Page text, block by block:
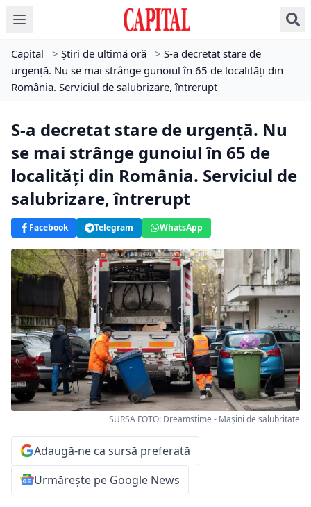
Capital > Știri de ultimă oră > S-a decretat stare de
urgență. Nu se mai strânge gunoiul în 65 de localități din
România. Serviciul de salubrizare, întrerupt
S-a decretat stare de urgență. Nu
se mai strânge gunoiul în 65 de
localități din România. Serviciul de
salubrizare, întrerupt
Facebook Telegram WhatsApp
SURSA FOTO: Dreamstime - Mașini de salubritate
Adaugă-ne ca sursă preferată
Urmărește pe Google News